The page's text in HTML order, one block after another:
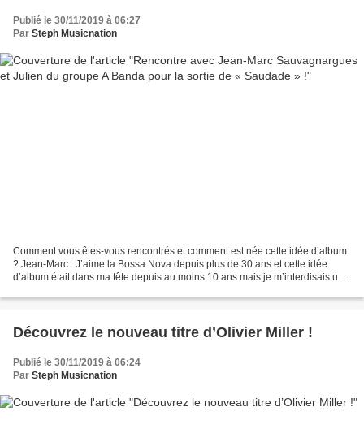
Publié le 30/11/2019 à 06:27
Par Steph Musicnation
Comment vous êtes-vous rencontrés et comment est née cette idée d’album
? Jean-Marc : J’aime la Bossa Nova depuis plus de 30 ans et cette idée
d’album était dans ma tête depuis au moins 10 ans mais je m’interdisais un
Découvrez le nouveau titre d’Olivier Miller !
Publié le 30/11/2019 à 06:24
Par Steph Musicnation